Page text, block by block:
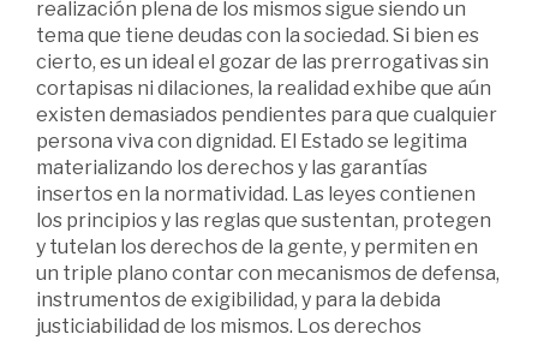
realización plena de los mismos sigue siendo un
tema que tiene deudas con la sociedad. Si bien es
cierto, es un ideal el gozar de las prerrogativas sin
cortapisas ni dilaciones, la realidad exhibe que aún
existen demasiados pendientes para que cualquier
persona viva con dignidad. El Estado se legitima
materializando los derechos y las garantías
insertos en la normatividad. Las leyes contienen
los principios y las reglas que sustentan, protegen
y tutelan los derechos de la gente, y permiten en
un triple plano contar con mecanismos de defensa,
instrumentos de exigibilidad, y para la debida
justiciabilidad de los mismos. Los derechos